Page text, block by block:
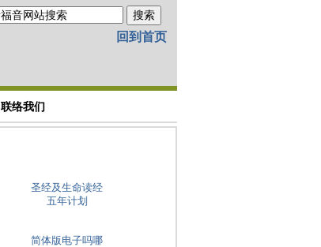
回到首页
联络我们
圣经及生命读经
五年计划
简体版电子吗哪